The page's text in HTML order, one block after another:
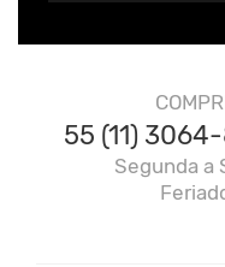
55 (11)
Segunda a